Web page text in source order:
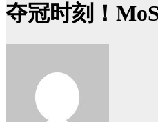
夺冠时刻！